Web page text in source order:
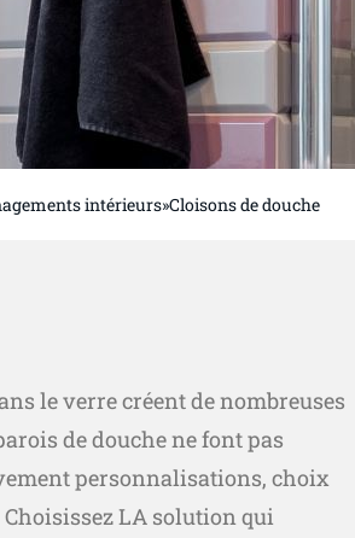
intérieurs»Cloisons de douche
le verre créent de nombreuses
de douche ne font pas
personnalisations, choix
LA solution qui